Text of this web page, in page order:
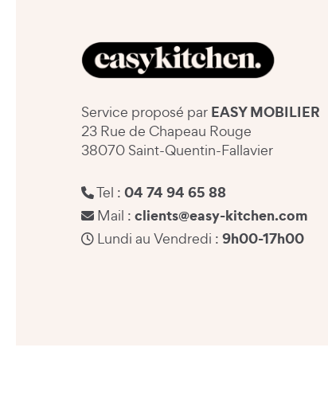
Service proposé par EASY MOBILIER
23 Rue de Chapeau Rouge
38070 Saint-Quentin-Fallavier
Tel : 04 74 94 65 88
Mail : clients@easy-kitchen.com
Lundi au Vendredi : 9h00-17h00